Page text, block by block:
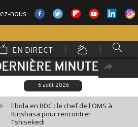
nous
EN DIRECT
MINUTE
6 août 2026
Ebola en RDC : le chef de l'OMS à
Kinshasa pour rencontrer
Tshisekedi